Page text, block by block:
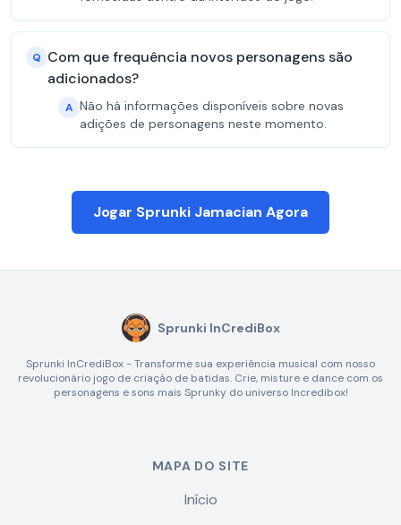
Q Com que frequência novos personagens são
adicionados?
A Não há informações disponíveis sobre novas
adições de personagens neste momento.
Jogar Sprunki Jamacian Agora
Sprunki InCrediBox
Sprunki InCrediBox - Transforme sua experiência musical com nosso
revolucionário jogo de criação de batidas. Crie, misture e dance com os
personagens e sons mais Sprunky do universo Incredibox!
MAPA DO SITE
Início